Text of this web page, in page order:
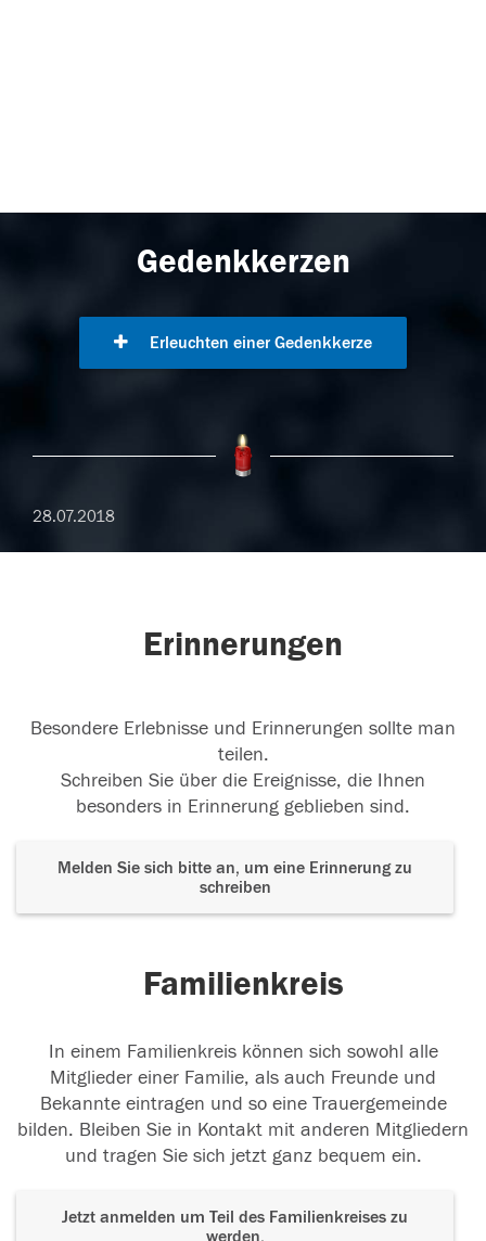
Gedenkkerzen
Erleuchten einer Gedenkkerze
28.07.2018
Erinnerungen
Besondere Erlebnisse und Erinnerungen sollte man
teilen.
Schreiben Sie über die Ereignisse, die Ihnen
besonders in Erinnerung geblieben sind.
Melden Sie sich bitte an, um eine Erinnerung zu
schreiben
Familienkreis
In einem Familienkreis können sich sowohl alle
Mitglieder einer Familie, als auch Freunde und
Bekannte eintragen und so eine Trauergemeinde
bilden. Bleiben Sie in Kontakt mit anderen Mitgliedern
und tragen Sie sich jetzt ganz bequem ein.
Jetzt anmelden um Teil des Familienkreises zu
werden.